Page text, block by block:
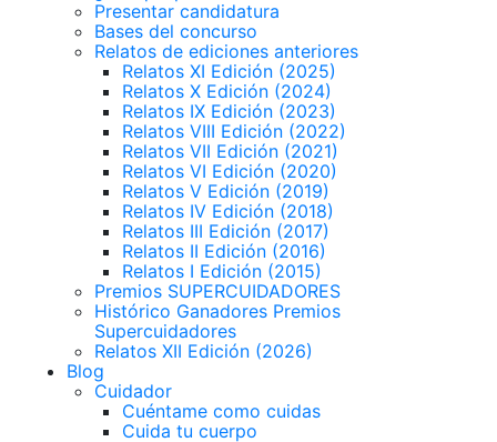
Presentar candidatura
Bases del concurso
Relatos de ediciones anteriores
Relatos XI Edición (2025)
Relatos X Edición (2024)
Relatos IX Edición (2023)
Relatos VIII Edición (2022)
Relatos VII Edición (2021)
Relatos VI Edición (2020)
Relatos V Edición (2019)
Relatos IV Edición (2018)
Relatos III Edición (2017)
Relatos II Edición (2016)
Relatos I Edición (2015)
Premios SUPERCUIDADORES
Histórico Ganadores Premios
Supercuidadores
Relatos XII Edición (2026)
Blog
Cuidador
Cuéntame como cuidas
Cuida tu cuerpo